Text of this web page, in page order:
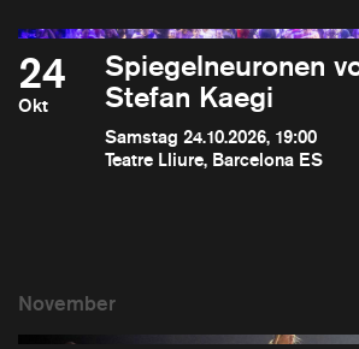
24
Okt
Spiegelneuronen
Stefan Kaegi
Samstag 24.10.2026, 19:00
Teatre Lliure, Barcelona ES